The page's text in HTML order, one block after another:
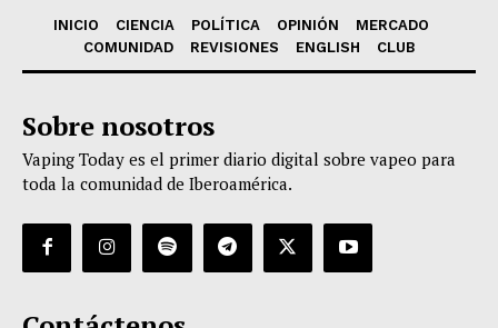
INICIO CIENCIA POLÍTICA OPINIÓN
MERCADO
COMUNIDAD
REVISIONES ENGLISH CLUB
Sobre nosotros
Vaping Today es el primer diario digital sobre vapeo para
toda la comunidad de Iberoamérica.